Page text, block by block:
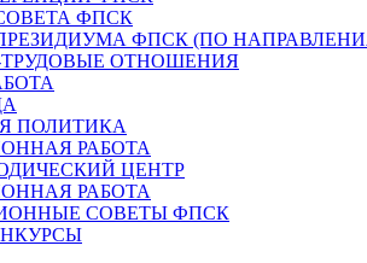
ФПСК
ФПСК (ПО
ОТНОШЕНИЯ
ПОЛИТИКА
РАБОТА
ЦЕНТР
РАБОТА
СОВЕТЫ ФПСК